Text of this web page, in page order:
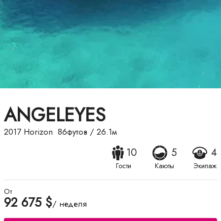
ANGELEYES
2017 Horizon 86футов / 26.1м
10
Гости
5
Каюты
4
Экипаж
От
92 675 $/ неделя